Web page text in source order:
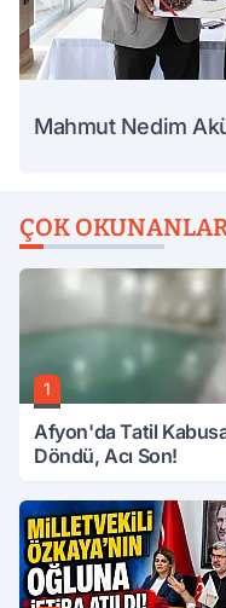
Mahmut Nedim
ÇOK
1
Afyon'da Tatil
Döndü, Acı Son!